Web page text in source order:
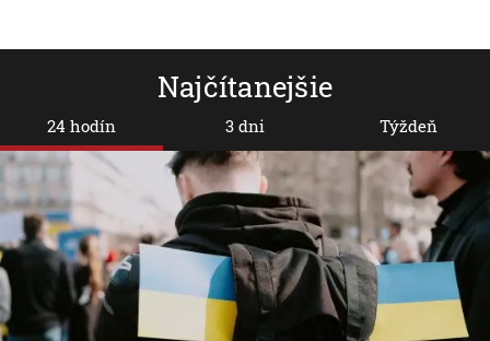
Najčítanejšie
24 hodín 3 dni Týždeň